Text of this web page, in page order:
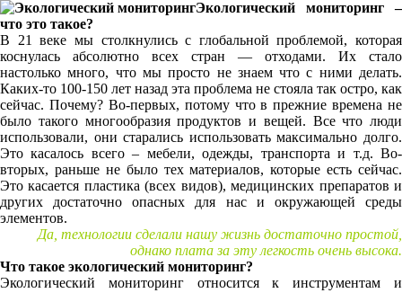
Экологический мониторинг –
что это такое?
В 21 веке мы столкнулись с глобальной проблемой, которая
коснулась абсолютно всех стран — отходами. Их стало
настолько много, что мы просто не знаем что с ними делать.
Каких-то 100-150 лет назад эта проблема не стояла так остро, как
сейчас. Почему? Во-первых, потому что в прежние времена не
было такого многообразия продуктов и вещей. Все что люди
использовали, они старались использовать максимально долго.
Это касалось всего – мебели, одежды, транспорта и т.д. Во-
вторых, раньше не было тех материалов, которые есть сейчас.
Это касается пластика (всех видов), медицинских препаратов и
других достаточно опасных для нас и окружающей среды
элементов.
Да, технологии сделали нашу жизнь достаточно простой,
однако плата за эту легкость очень высока.
Что такое экологический мониторинг?
Экологический мониторинг относится к инструментам и